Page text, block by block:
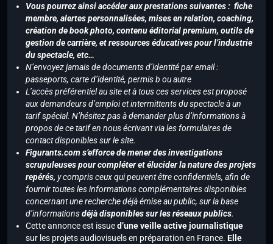
Vous pourrez ainsi accéder aux prestations suivantes : fiche
membre, alertes personnalisées, mises en relation, coaching,
création de book photo, contenu éditorial premium, outils de
gestion de carrière, et ressources éducatives pour l’industrie
du spectacle, etc…
N’envoyez jamais de documents d’identité par email :
passeports, carte d’identité, permis b ou autre
L’accès préférentiel au site et à tous ces services est proposé
aux demandeurs d’emploi et intermittents du spectacle à un
tarif spécial. N’hésitez pas à demander plus d’informations à
propos de ce tarif en nous écrivant via les formulaires de
contact disponibles sur le site.
Figurants.com s’efforce de mener des investigations
scrupuleuses pour compléter et élucider la nature des projets
repérés, y compris ceux qui peuvent être confidentiels, afin de
fournir toutes les informations complémentaires disponibles
concernant une recherche déjà émise au public, sur la base
d’informationsdéjà disponibles sur les réseaux publics.
Cette annonce est issued’une veille active journalistique
sur les projets audiovisuels en préparation en France. Elle